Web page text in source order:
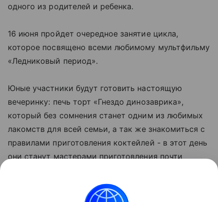
одного из родителей и ребенка.
16 июня пройдет очередное занятие цикла,
которое посвящено всеми любимому мультфильму
«Ледниковый период».
Юные участники будут готовить настоящую
вечеринку: печь торт «Гнездо динозаврика»,
который без сомнения станет одним из любимых
лакомств для всей семьи, а так же знакомиться с
правилами приготовления коктейлей - в этот день
они станут мастерами приготовления почти
Присутствие родителей с фотоаппаратами